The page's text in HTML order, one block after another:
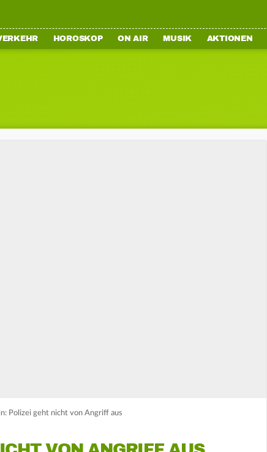
HOROSKOP ON AIR MUSIK AKTIONEN
Polizei geht nicht von Angriff aus